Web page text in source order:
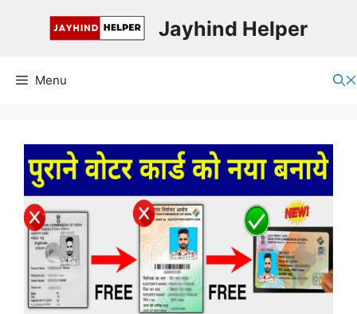
Jayhind Helper
Menu